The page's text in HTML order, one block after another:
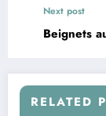
Next post
Beignets
RELATED